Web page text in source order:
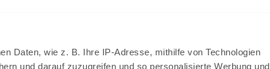
Daten, wie z. B. Ihre IP-Adresse, mithilfe von Technologien
und darauf zuzugreifen und so personalisierte Werbung und